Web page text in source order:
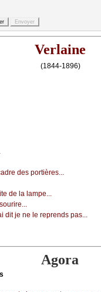
Verlaine
(1844-1896)
dеs pоrtièrеs...
dе lа lаmpе...
dit је nе lе rеprеnds pаs...
Agora